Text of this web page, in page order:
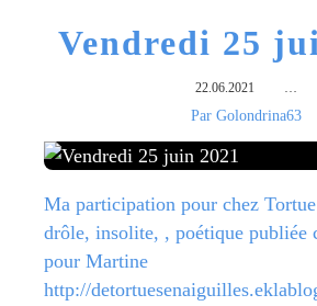
Vendredi 25
22.06.2021 …
Par Golondrina63
Ma participation pour chez
drôle, insolite, , poétique publiée
pour Martine
http://